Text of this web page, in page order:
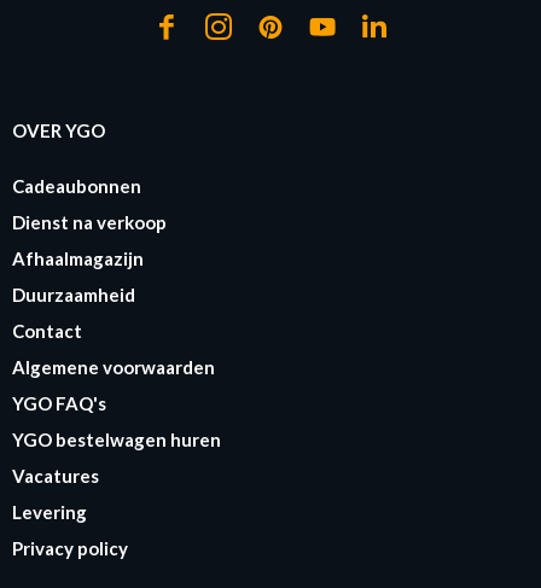
OVER YGO
Cadeaubonnen
Dienst na verkoop
Afhaalmagazijn
Duurzaamheid
Contact
Algemene voorwaarden
YGO FAQ's
YGO bestelwagen huren
Vacatures
Levering
Privacy policy